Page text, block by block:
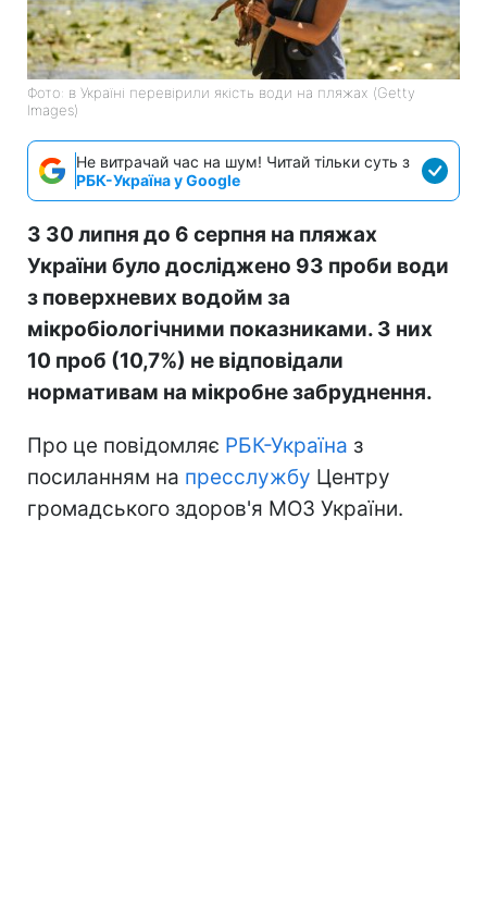
Фото: в Україні перевірили якість води на пляжах (Getty
Images)
Не витрачай час на шум! Читай тільки суть з
РБК-Україна у Google
З 30 липня до 6 серпня на пляжах
України було досліджено 93 проби води
з поверхневих водойм за
мікробіологічними показниками. З них
10 проб (10,7%) не відповідали
нормативам на мікробне забруднення.
Про це повідомляє РБК-Україна з
посиланням на пресслужбу Центру
громадського здоров'я МОЗ України.